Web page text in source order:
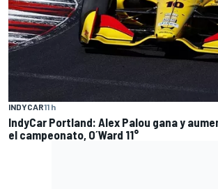
INDYCAR11 h
IndyCar Portland: Alex Palou gana y
el campeonato, O´Ward 11°